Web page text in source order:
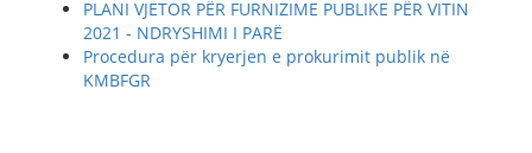
PLANI VJETOR PËR FURNIZIME PUBLIKE PËR VITIN
2021 - NDRYSHIMI I PARË
Procedura për kryerjen e prokurimit publik në
KMBFGR